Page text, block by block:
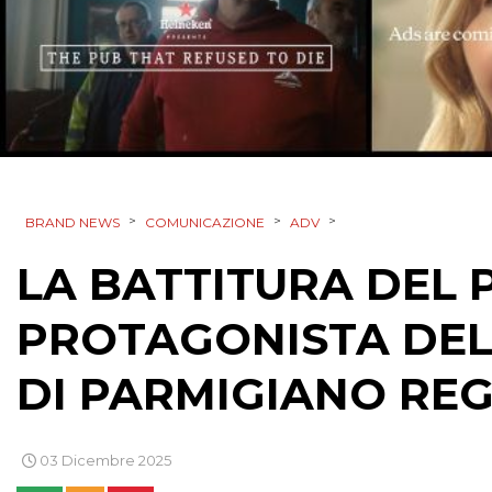
BRAND NEWS > COMUNICAZIONE > ADV >
LA BATTITURA DEL
PROTAGONISTA
DI PARMIGIANO
03 Dicembre 2025